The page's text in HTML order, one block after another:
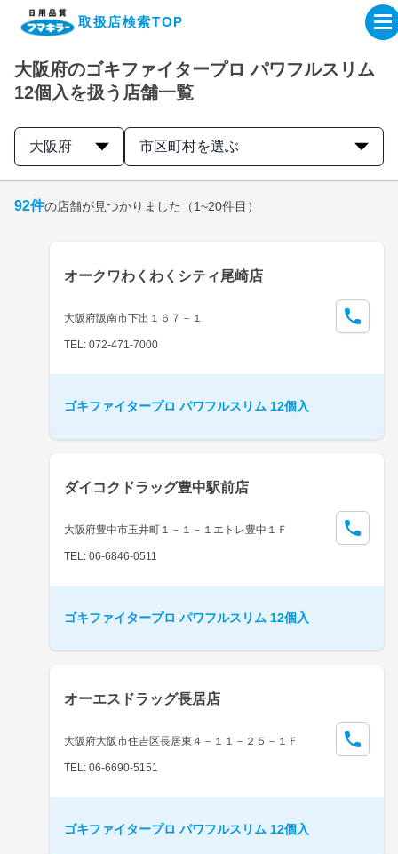
取扱店検索TOP
企業・IR情報サイト
製品情報サイト
取扱店検索はこちら
大阪府のゴキファイタープロ パワフルスリム
12個入を扱う店舗一覧
大阪府 市区町村を選ぶ
92件の店舗が見つかりました （1~20件目）
オークワわくわくシティ尾崎店
大阪府阪南市下出１６７－１
TEL: 072-471-7000
ゴキファイタープロ パワフルスリム 12個入
ダイコクドラッグ豊中駅前店
大阪府豊中市玉井町１－１－１エトレ豊中１Ｆ
TEL: 06-6846-0511
ゴキファイタープロ パワフルスリム 12個入
オーエスドラッグ長居店
大阪府大阪市住吉区長居東４－１１－２５－１Ｆ
TEL: 06-6690-5151
ゴキファイタープロ パワフルスリム 12個入